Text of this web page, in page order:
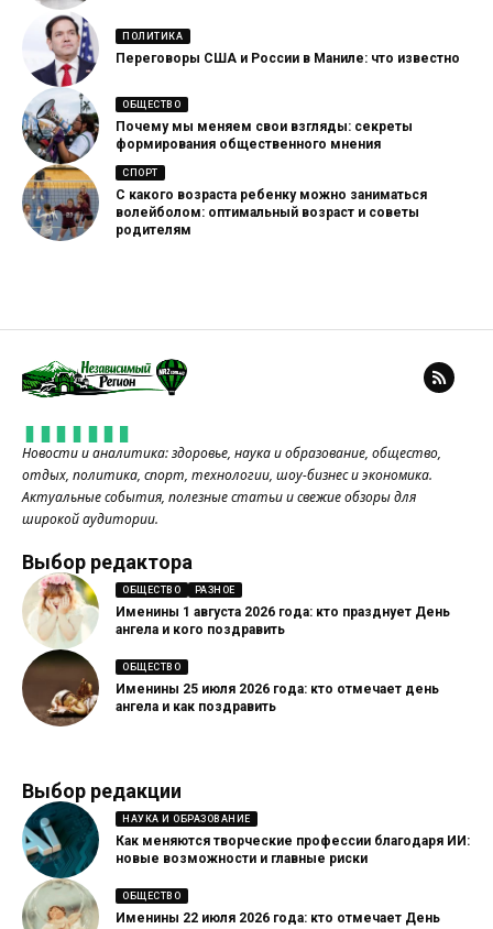
ПОЛИТИКА
Переговоры США и России в Маниле: что известно
ОБЩЕСТВО
Почему мы меняем свои взгляды: секреты
формирования общественного мнения
СПОРТ
С какого возраста ребенку можно заниматься
волейболом: оптимальный возраст и советы
родителям
Новости и аналитика: здоровье, наука и образование, общество,
отдых, политика, спорт, технологии, шоу-бизнес и экономика.
Актуальные события, полезные статьи и свежие обзоры для
широкой аудитории.
Выбор редактора
ОБЩЕСТВО РАЗНОЕ
Именины 1 августа 2026 года: кто празднует День
ангела и кого поздравить
ОБЩЕСТВО
Именины 25 июля 2026 года: кто отмечает день
ангела и как поздравить
Выбор редакции
НАУКА И ОБРАЗОВАНИЕ
Как меняются творческие профессии благодаря ИИ:
новые возможности и главные риски
ОБЩЕСТВО
Именины 22 июля 2026 года: кто отмечает День